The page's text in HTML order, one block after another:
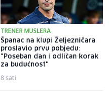
TRENER MUSLERA
Španac na klupi Željezničara
proslavio prvu pobjedu:
"Poseban dan i odličan korak
za budućnost"
8 sati